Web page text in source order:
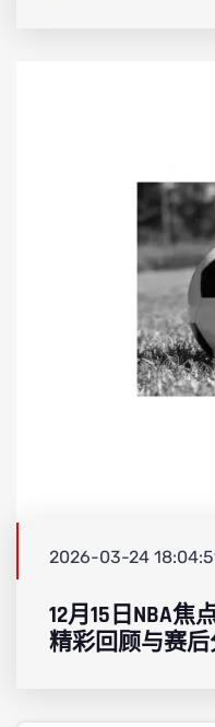
2026-03-24
12月15日NBA
精彩回顾与赛